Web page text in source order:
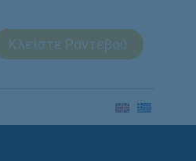
Κλείστε Ραντεβού